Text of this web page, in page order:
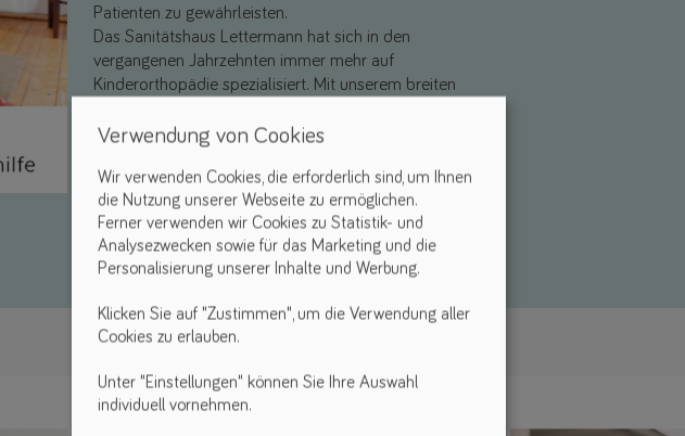
Patienten zu gewährleisten.
Das Sanitätshaus Lettermann hat sich in den
vergangenen Jahrzehnten immer mehr auf
Kinderorthopädie spezialisiert. Mit unserem breiten
Unterstützung in den Bereichen Helmtherapie,
allen weiteren Hilfsmitteln wie Therapiestühlen oder
Gehhilfen. Besonders erfolgreich ist dabei die enge
Zusammenarbeit der Orthopädietechniker mit den
Therapeuten der eigenen Physiotherapie LettsFit.
Verwendung von Cookies
Wir verwenden Cookies, die erforderlich sind, um Ihnen
die Nutzung unserer Webseite zu ermöglichen.
Ferner verwenden wir Cookies zu Statistik- und
Analysezwecken sowie für das Marketing und die
Personalisierung unserer Inhalte und Werbung.
Klicken Sie auf "Zustimmen", um die Verwendung aller
Cookies zu erlauben.
Unter "Einstellungen" können Sie Ihre Auswahl
individuell vornehmen.